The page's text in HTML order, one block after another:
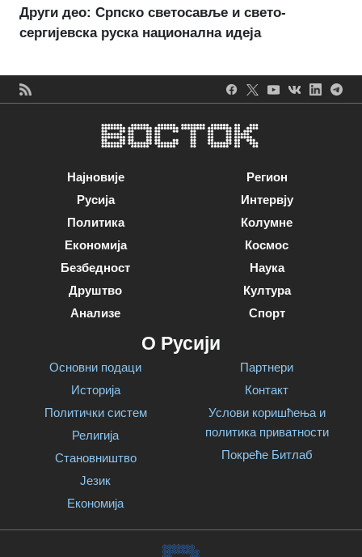
Други део: Српско светосавље и свето-
сергијевска руска национална идеја
Најновије
Русија
Политика
Економија
Безбедност
Друштво
Анализе
Регион
Интервју
Колумне
Космос
Наука
Култура
Спорт
О Русији
Основни подаци
Историја
Политички систем
Религија
Становништво
Језик
Економија
Партнери
Контакт
Услови коришћења и
политика приватности
Покреће Битлаб